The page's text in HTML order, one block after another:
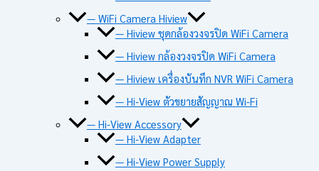
— WiFi Camera Hiview
— Hiview ชุดกล้องวงจรปิด WiFi Camera
— Hiview กล้องวงจรปิด WiFi Camera
— Hiview เครื่องบันทึก NVR WiFi Camera
— Hi-View ตัวขยายสัญญาณ Wi-Fi
— Hi-View Accessory
— Hi-View Adapter
— Hi-View Power Supply